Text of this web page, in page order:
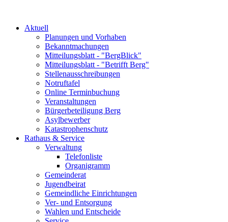
Aktuell
Planungen und Vorhaben
Bekanntmachungen
Mitteilungsblatt - "BergBlick"
Mitteilungsblatt - "Betrifft Berg"
Stellenausschreibungen
Notruftafel
Online Terminbuchung
Veranstaltungen
Bürgerbeteiligung Berg
Asylbewerber
Katastrophenschutz
Rathaus & Service
Verwaltung
Telefonliste
Organigramm
Gemeinderat
Jugendbeirat
Gemeindliche Einrichtungen
Ver- und Entsorgung
Wahlen und Entscheide